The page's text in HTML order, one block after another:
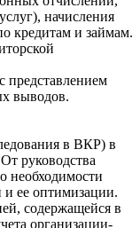
начисления
кредитам и займам.
представлением
выводов.
в ВКР) в
руководства
необходимости
и ее оптимизации.
содержащейся в
организации-